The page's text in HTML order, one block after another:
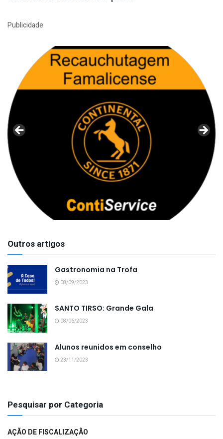
Publicidade
Outros artigos
Gastronomia na Trofa
08/09/2023
SANTO TIRSO: Grande Gala
08/06/2023
Alunos reunidos em conselho
23/11/2023
Pesquisar por Categoria
AÇÃO DE FISCALIZAÇÃO